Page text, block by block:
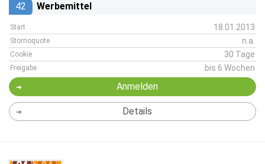
42 Werbemittel
Start 18.01.2013
Stornoquote n.a.
Cookie 30 Tage
Freigabe bis 6 Wochen
Anmelden
Details